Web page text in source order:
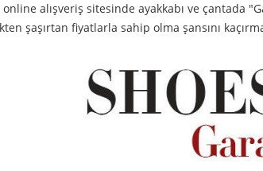
online alışveriş sitesinde ayakkabı ve çantada
şaşırtan fiyatlarla sahip olma şansını